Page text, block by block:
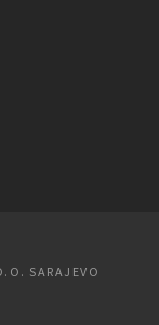
SARAJEVO